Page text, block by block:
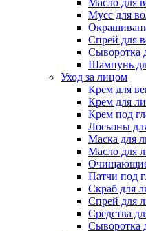
Масло для
Мусс для
Спрей для
Сыворотка
Шампунь
Уход за лицом
Крем для
Крем для
Крем под
Лосьоны
Маска для
Масло для
Очищающие
Патчи под
Скраб для
Спрей для
Средства
Сыворотка